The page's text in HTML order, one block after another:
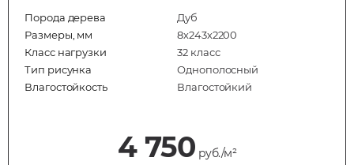
Порода дерева
Дуб
Размеры, мм
8х243х2200
Класс нагрузки
32 класс
Тип рисунка
Однополосный
Влагостойкость
Влагостойкий
4 750 руб./м²